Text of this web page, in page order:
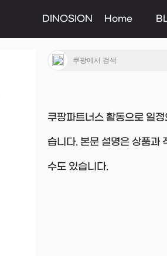
DINOSION Home
쿠팡파트너스 활동으로 일
습니다. 본문 설명은 상품과
수도 있습니다.